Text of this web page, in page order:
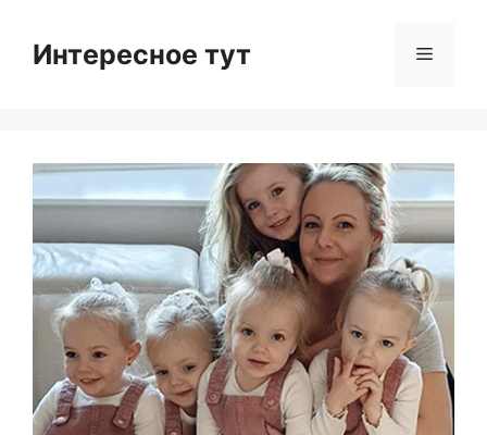
contentИнтересное тут Menu